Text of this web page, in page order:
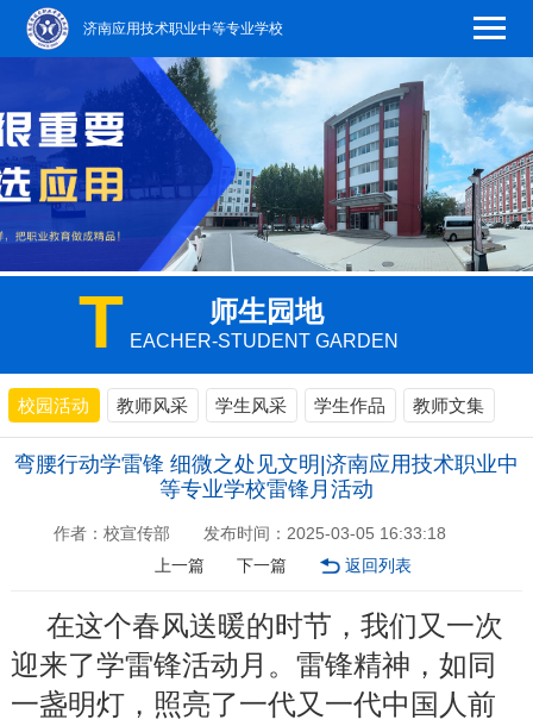
济南应用技术职业中等专业学校
师生园地
T EACHER-STUDENT GARDEN
校园活动 教师风采 学生风采 学生作品 教师文集
弯腰行动学雷锋 细微之处见文明|济南应用技术职业中
等专业学校雷锋月活动
作者：校宣传部
发布时间：2025-03-05 16:33:18
上一篇
下一篇 返回列表
在这个春风送暖的时节，我们又一次
迎来了学雷锋活动月。雷锋精神，如同
一盏明灯，照亮了一代又一代中国人前